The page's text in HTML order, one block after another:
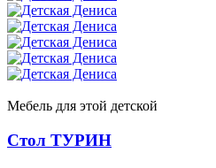
Мебель для этой детской
Стол ТУРИН